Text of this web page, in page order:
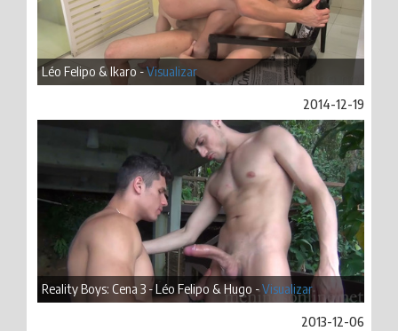
Léo Felipo & Ikaro -Visualizar
2014-12-19
Reality Boys: Cena 3 - Léo Felipo & Hugo -Visualizar
2013-12-06